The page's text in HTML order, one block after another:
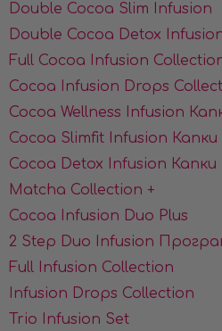
Double Cocoa Slim Infusion
Double Cocoa Detox
Full Cocoa Infusion
Cocoa Infusion Drops
Cocoa Wellness Infusion
Cocoa Slimfit Infusion Капки
Cocoa Detox Infusiоn Капки
Matcha Collection +
Cocoa Infusion Duo Plus
2 Step Duo Infusion
Full Infusion Collection
Infusion Drops Collection
Trio Infusion Set